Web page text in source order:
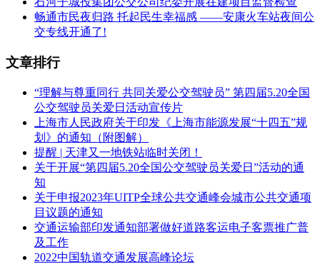
畅通市民夜归路 托起民生幸福感 ——安康火车站夜间公
交专线开通了!
文章排行
“理解与尊重同行 共同关爱公交驾驶员” 第四届5.20全国
公交驾驶员关爱日活动宣传片
上海市人民政府关于印发《上海市能源发展“十四五”规
划》的通知（附图解）
提醒 | 天津又一地铁站临时关闭！
关于开展“第四届5.20全国公交驾驶员关爱日”活动的通
知
关于申报2023年UITP全球公共交通峰会城市公共交通项
目议题的通知
交通运输部印发通知部署做好道路客运电子客票推广普
及工作
2022中国轨道交通发展高峰论坛